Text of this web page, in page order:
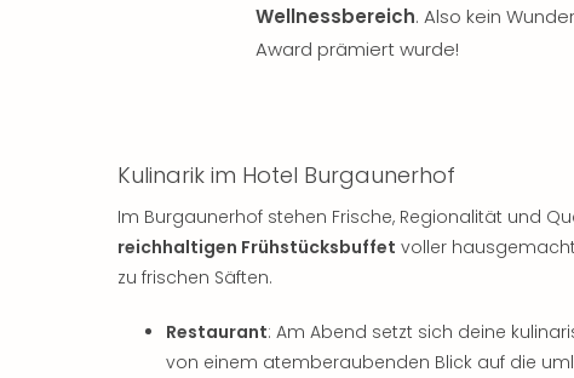
Wellnessbereich. Also kein
Award prämiert wurde!
Kulinarik im Hotel Burgaunerhof
Im Burgaunerhof stehen Frische, Regionalität und
reichhaltigen Frühstücksbuffet voller
zu frischen Säften.
Restaurant: Am Abend setzt sich deine
von einem atemberaubenden Blick auf die